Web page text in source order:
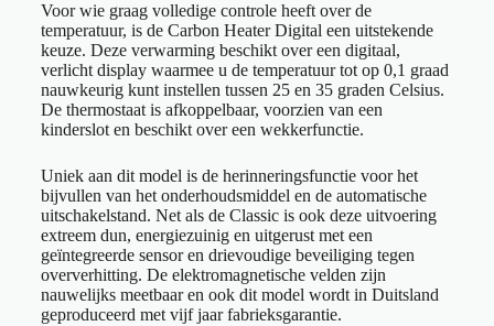
Voor wie graag volledige controle heeft over de
temperatuur, is de Carbon Heater Digital een uitstekende
keuze. Deze verwarming beschikt over een digitaal,
verlicht display waarmee u de temperatuur tot op 0,1 graad
nauwkeurig kunt instellen tussen 25 en 35 graden Celsius.
De thermostaat is afkoppelbaar, voorzien van een
kinderslot en beschikt over een wekkerfunctie.
Uniek aan dit model is de herinneringsfunctie voor het
bijvullen van het onderhoudsmiddel en de automatische
uitschakelstand. Net als de Classic is ook deze uitvoering
extreem dun, energiezuinig en uitgerust met een
geïntegreerde sensor en drievoudige beveiliging tegen
oververhitting. De elektromagnetische velden zijn
nauwelijks meetbaar en ook dit model wordt in Duitsland
geproduceerd met vijf jaar fabrieksgarantie.